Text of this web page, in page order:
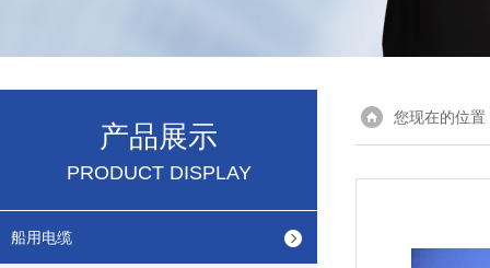
产品展示
PRODUCT DISPLAY
船用电缆
您现在的位置